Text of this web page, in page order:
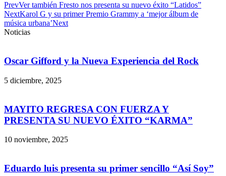
PrevVer también Fresto nos presenta su nuevo éxito “Latidos”
NextKarol G y su primer Premio Grammy a ‘mejor álbum de
música urbana’Next
Noticias
Oscar Gifford y la Nueva Experiencia del Rock
5 diciembre, 2025
MAYITO REGRESA CON FUERZA Y
PRESENTA SU NUEVO ÉXITO “KARMA”
10 noviembre, 2025
Eduardo luis presenta su primer sencillo “Así Soy”